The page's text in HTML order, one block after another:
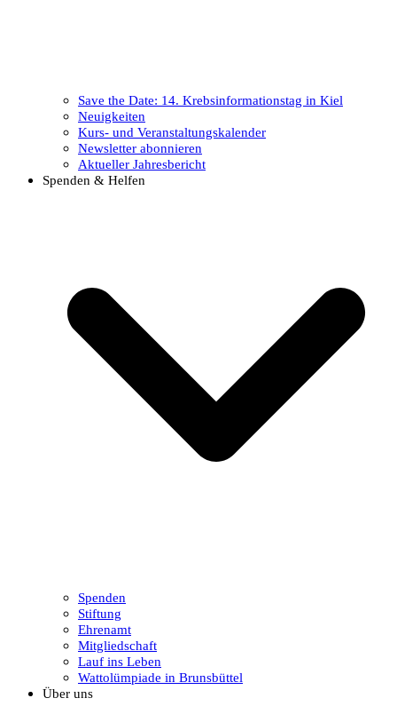
Save the Date: 14. Krebsinformationstag in Kiel
Neuigkeiten
Kurs- und Veranstaltungskalender
Newsletter abonnieren
Aktueller Jahresbericht
Spenden & Helfen
Spenden
Stiftung
Ehrenamt
Mitgliedschaft
Lauf ins Leben
Wattolümpiade in Brunsbüttel
Über uns